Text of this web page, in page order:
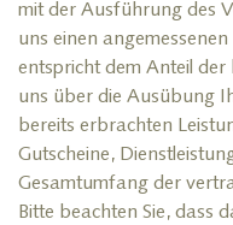
mit der Ausführung des
uns einen
entspricht dem Anteil der
uns über die Ausübung
bereits erbrachten
Gutscheine,
Gesamtumfang der
Bitte beachten Sie, dass